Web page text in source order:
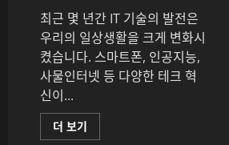
사
지
에
대
해
더
읽
기
최근 몇 년간 IT 기술의 발전은
우리의 일상생활을 크게 변화시
켰습니다. 스마트폰, 인공지능,
사물인터넷 등 다양한 테크 혁
신이...
더 보기
크